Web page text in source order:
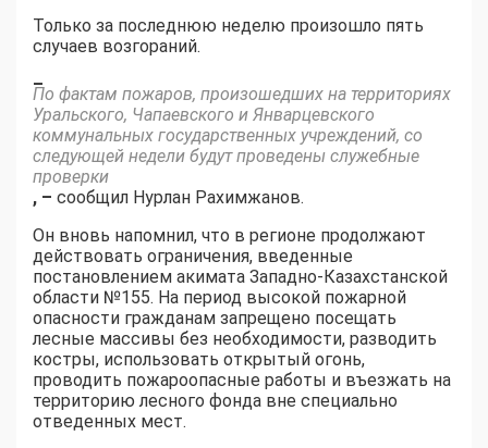
Только за последнюю неделю произошло пять
случаев возгораний.
–
По фактам пожаров, произошедших на территориях
Уральского, Чапаевского и Январцевского
коммунальных государственных учреждений, со
следующей недели будут проведены служебные
проверки
, – сообщил Нурлан Рахимжанов.
Он вновь напомнил, что в регионе продолжают
действовать ограничения, введенные
постановлением акимата Западно-Казахстанской
области №155. На период высокой пожарной
опасности гражданам запрещено посещать
лесные массивы без необходимости, разводить
костры, использовать открытый огонь,
проводить пожароопасные работы и въезжать на
территорию лесного фонда вне специально
отведенных мест.